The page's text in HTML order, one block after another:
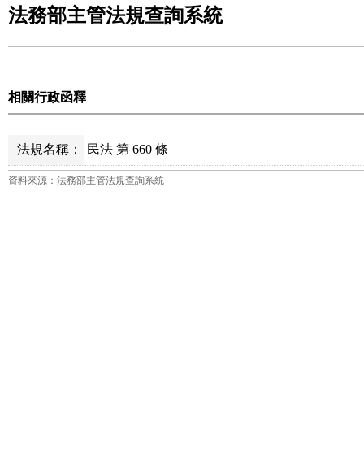
法務部主管法規查詢系統
相關行政函釋
法規名稱： 民法 第 660 條
資料來源：法務部主管法規查詢系統